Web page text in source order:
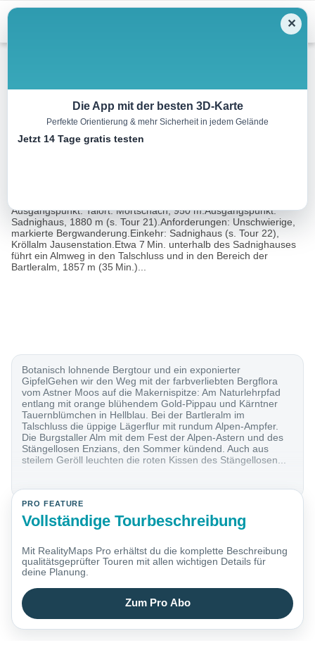
Menu
Wandern
Sadnighaus – Makernispitze
Ausgangspunkt: Talort: Mörtschach, 950 m.Ausgangspunkt:
Sadnighaus, 1880 m (s. Tour 21).Anforderungen: Unschwierige,
markierte Bergwanderung.Einkehr: Sadnighaus (s. Tour 22),
Kröllalm Jausenstation.Etwa 7 Min. unterhalb des Sadnighauses
führt ein Almweg in den Talschluss und in den Bereich der
Bartleralm, 1857 m (35 Min.)...
Botanisch lohnende Bergtour und ein exponierter
GipfelGehen wir den Weg mit der farbverliebten Bergflora
vom Astner Moos auf die Makernispitze: Am Naturlehrpfad
entlang mit orange blühendem Gold-Pippau und Kärntner
Tauernblümchen in Hellblau. Bei der Bartleralm im
Talschluss die üppige Lägerflur mit rundum Alpen-Ampfer.
Die Burgstaller Alm mit dem Fest der Alpen-Astern und des
Stängellosen Enzians, den Sommer kündend. Auch aus
steilem Geröll leuchten die roten Kissen des Stängellosen...
PRO FEATURE
Vollständige Tourbeschreibung
Mit RealityMaps Pro erhältst du die komplette Beschreibung
qualitätsgeprüfter Touren mit allen wichtigen Details für
deine Planung.
Zum Pro Abo
✕
Die App mit der besten 3D-Karte
Perfekte Orientierung & mehr Sicherheit in jedem Gelände
Jetzt 14 Tage gratis testen